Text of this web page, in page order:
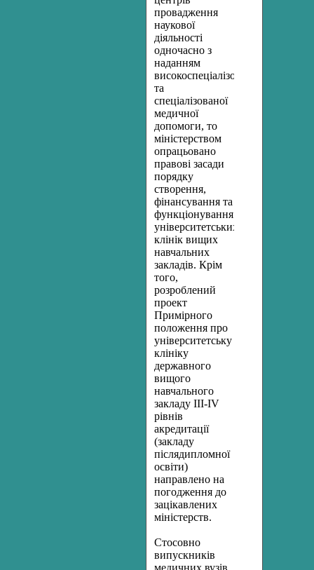
провадження
наукової
діяльності
одночасно з
наданням
високоспеціалізованої
та
спеціалізованої
медичної
допомоги, то
міністерством
опрацьовано
правові засади
порядку
створення,
фінансування та
функціонування
університетських
клінік вищих
навчальних
закладів. Крім
того,
розроблений
проект
Примірного
положення про
університетську
клініку
державного
вищого
навчального
закладу ІІІ-IV
рівнів
акредитації
(закладу
післядипломної
освіти)
направлено на
погодження до
зацікавлених
міністерств.
Стосовно
випускників
медичних вузів,